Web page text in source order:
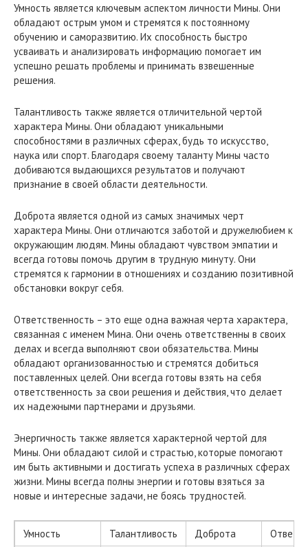
Умность является ключевым аспектом личности Мины. Они
обладают острым умом и стремятся к постоянному
обучению и саморазвитию. Их способность быстро
усваивать и анализировать информацию помогает им
успешно решать проблемы и принимать взвешенные
решения.
Талантливость также является отличительной чертой
характера Мины. Они обладают уникальными
способностями в различных сферах, будь то искусство,
наука или спорт. Благодаря своему таланту Мины часто
добиваются выдающихся результатов и получают
признание в своей области деятельности.
Доброта является одной из самых значимых черт
характера Мины. Они отличаются заботой и дружелюбием к
окружающим людям. Мины обладают чувством эмпатии и
всегда готовы помочь другим в трудную минуту. Они
стремятся к гармонии в отношениях и созданию позитивной
обстановки вокруг себя.
Ответственность – это еще одна важная черта характера,
связанная с именем Мина. Они очень ответственны в своих
делах и всегда выполняют свои обязательства. Мины
обладают организованностью и стремятся добиться
поставленных целей. Они всегда готовы взять на себя
ответственность за свои решения и действия, что делает
их надежными партнерами и друзьями.
Энергичность также является характерной чертой для
Мины. Они обладают силой и страстью, которые помогают
им быть активными и достигать успеха в различных сферах
жизни. Мины всегда полны энергии и готовы взяться за
новые и интересные задачи, не боясь трудностей.
Умность Талантливость Доброта